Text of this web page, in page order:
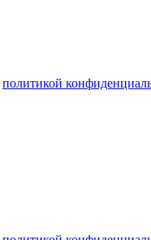
политикой